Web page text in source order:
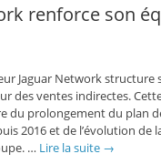
renforce son
Jaguar Network
des ventes indirectes.
du prolongement du plan
2016 et de l’évolution de
… Lire la suite →